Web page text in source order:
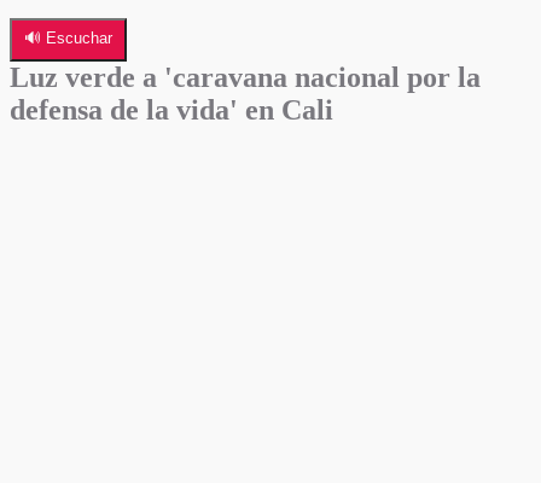
🔊 Escuchar
Luz verde a 'caravana nacional por la
defensa de la vida' en Cali